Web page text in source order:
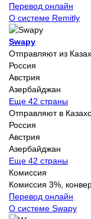
Перевод онлайн
О системе Remitly
Swapy
Отправляют из
Россия
Австрия
Азербайджан
Еще 42 страны
Отправляют в
Россия
Австрия
Азербайджан
Еще 42 страны
Комиссия
Комиссия 3%,
Перевод онлайн
О системе Swapy